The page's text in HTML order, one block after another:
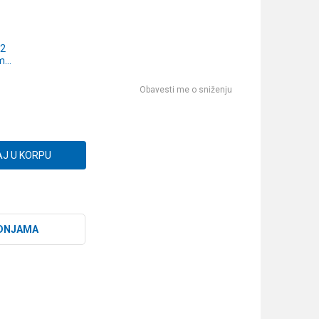
Obavesti me o sniženju
U KORPU